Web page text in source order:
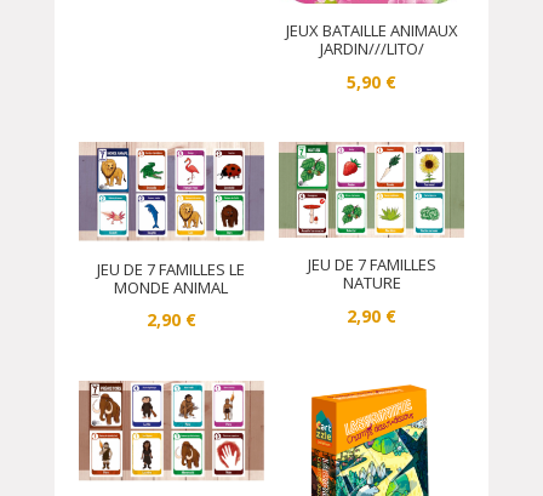
JEUX BATAILLE ANIMAUX
JARDIN///LITO/
5,90 €
JEU DE 7 FAMILLES LE
MONDE ANIMAL
2,90 €
JEU DE 7 FAMILLES
NATURE
2,90 €